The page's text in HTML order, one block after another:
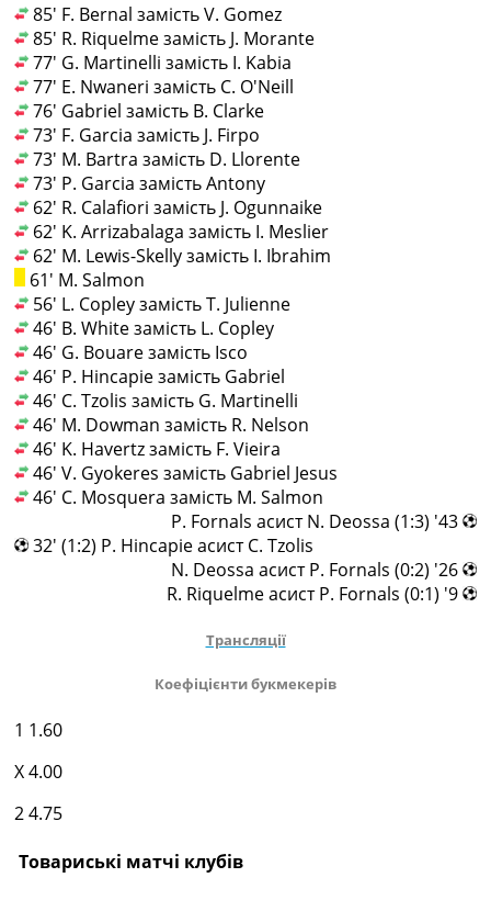
85' F. Bernal замість V. Gomez
85' R. Riquelme замість J. Morante
77' G. Martinelli замість I. Kabia
77' E. Nwaneri замість C. O'Neill
76' Gabriel замість B. Clarke
73' F. Garcia замість J. Firpo
73' M. Bartra замість D. Llorente
73' P. Garcia замість Antony
62' R. Calafiori замість J. Ogunnaike
62' K. Arrizabalaga замість I. Meslier
62' M. Lewis-Skelly замість I. Ibrahim
61' M. Salmon
56' L. Copley замість T. Julienne
46' B. White замість L. Copley
46' G. Bouare замість Isco
46' P. Hincapie замість Gabriel
46' C. Tzolis замість G. Martinelli
46' M. Dowman замість R. Nelson
46' K. Havertz замість F. Vieira
46' V. Gyokeres замість Gabriel Jesus
46' C. Mosquera замість M. Salmon
32' (1:2) P. Hincapie асист C. Tzolis
Трансляції
Коефіцієнти букмекерів
1 1.60
X4.00
24.75
Товариські матчі клубів